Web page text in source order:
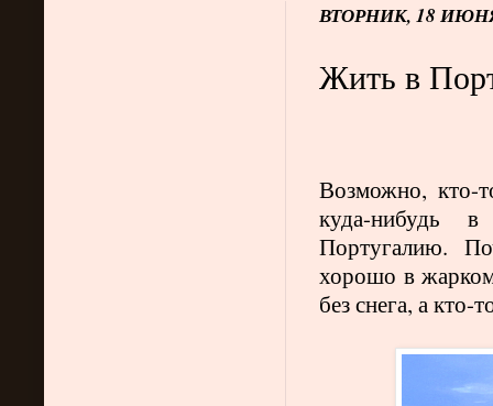
ВТОРНИК, 18
Жить в
Возможно, кто-
куда-нибудь
Португалию.
хорошо в жарком
без снега, а кто-